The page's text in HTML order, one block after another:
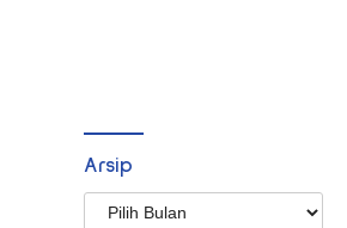
Arsip
Arsip